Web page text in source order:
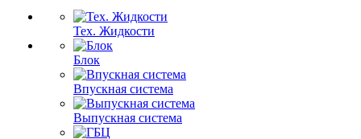
Тех. Жидкости
Блок
Впускная система
Выпускная система